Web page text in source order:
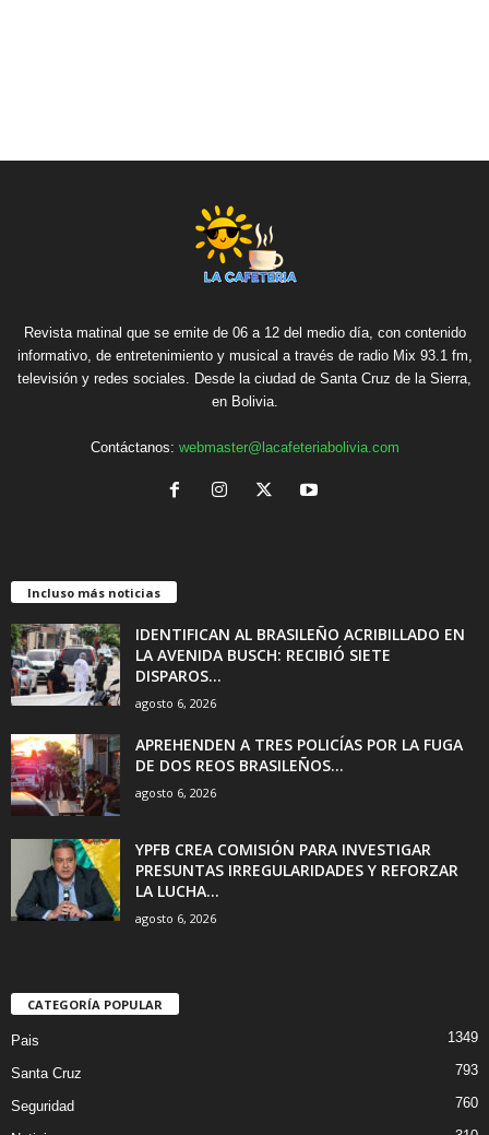
Revista matinal que se emite de 06 a 12 del medio día, con contenido
informativo, de entretenimiento y musical a través de radio Mix 93.1 fm,
televisión y redes sociales. Desde la ciudad de Santa Cruz de la Sierra,
en Bolivia.
Contáctanos: webmaster@lacafeteriabolivia.com
Incluso más noticias
IDENTIFICAN AL BRASILEÑO ACRIBILLADO EN
LA AVENIDA BUSCH: RECIBIÓ SIETE
DISPAROS...
agosto 6, 2026
APREHENDEN A TRES POLICÍAS POR LA FUGA
DE DOS REOS BRASILEÑOS...
agosto 6, 2026
YPFB CREA COMISIÓN PARA INVESTIGAR
PRESUNTAS IRREGULARIDADES Y REFORZAR
LA LUCHA...
agosto 6, 2026
CATEGORÍA POPULAR
Pais 1349
Santa Cruz 793
Seguridad 760